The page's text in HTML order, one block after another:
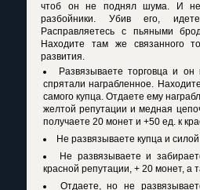
чтоб он не поднял шума. И не
разбойники. Убив его,
Расправляетесь с пьяными
Находите там же связанного
развития.
Развязываете торговца и он
спрятали награбленное.
самого купца. Отдаете ему
желтой репутации и медная
получаете 20 монет и +50 ед. к
Не развязываете купца и
Не развязываете и
красной репутации, + 20 монет, а
Отдаете, но не